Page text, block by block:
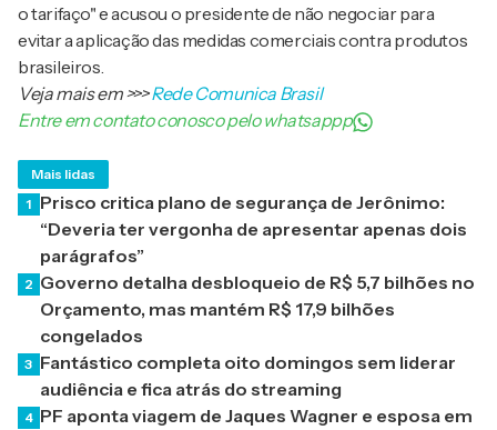
o tarifaço" e acusou o presidente de não negociar para
evitar a aplicação das medidas comerciais contra produtos
brasileiros.
Veja mais em>>>Rede Comunica Brasil
Entre em contato conosco pelo whatsappp
Mais lidas
1 Prisco critica plano de segurança de Jerônimo:
“Deveria ter vergonha de apresentar apenas dois
parágrafos”
2 Governo detalha desbloqueio de R$ 5,7 bilhões no
Orçamento, mas mantém R$ 17,9 bilhões
congelados
3 Fantástico completa oito domingos sem liderar
audiência e fica atrás do streaming
4 PF aponta viagem de Jaques Wagner e esposa em